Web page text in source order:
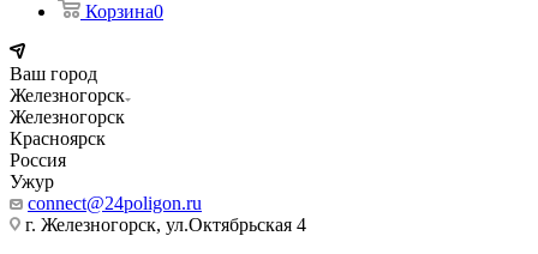
Корзина0
Ваш город
Железногорск
Железногорск
Красноярск
Россия
Ужур
connect@24poligon.ru
г. Железногорск, ул.Октябрьская 4